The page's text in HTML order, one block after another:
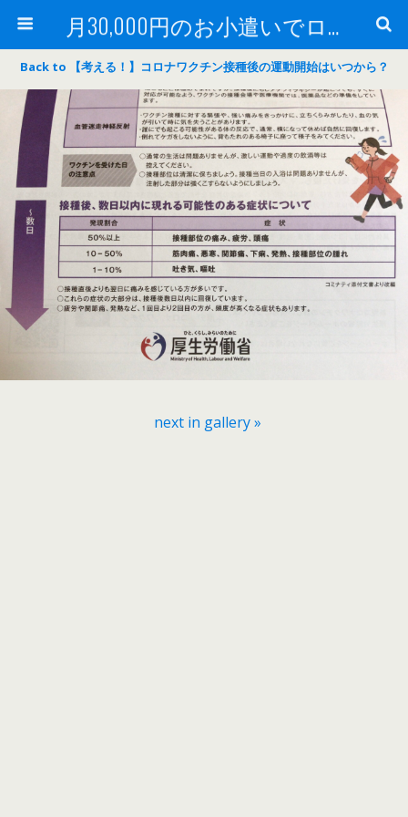
月30,000円のお小遣いでロードバイク
Back to 【考える！】コロナワクチン接種後の運動開始はいつから？
next in gallery »